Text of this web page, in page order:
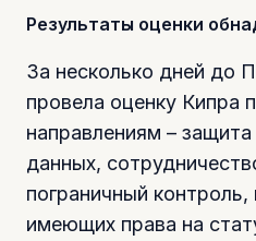
Результаты оценки
За несколько дней до
провела оценку Кипра
направлениям –
данных,
пограничный
имеющих права на